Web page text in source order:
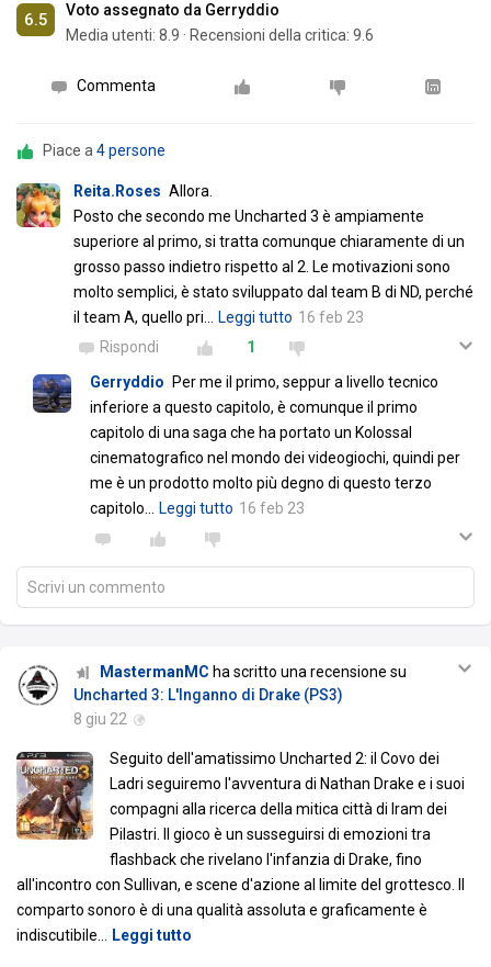
6.5
Voto assegnato da Gerryddio
Media utenti: 8.9 · Recensioni della critica: 9.6
Commenta
Piace a4 persone
Reita.Roses Allora.
Posto che secondo me Uncharted 3 è ampiamente
superiore al primo, si tratta comunque chiaramente di un
grosso passo indietro rispetto al 2. Le motivazioni sono
molto semplici, è stato sviluppato dal team B di ND, perché
il team A, quello pri… Leggi tutto 16 feb 23
Rispondi
1
Gerryddio
Per me il primo, seppur a livello tecnico
inferiore a questo capitolo, è comunque il primo
capitolo di una saga che ha portato un Kolossal
cinematografico nel mondo dei videogiochi, quindi per
me è un prodotto molto più degno di questo terzo
capitolo… Leggi tutto 16 feb 23
Scrivi un commento
MastermanMC ha scritto una recensione su
Uncharted 3: L'Inganno di Drake (PS3)
8 giu 22
Seguito dell'amatissimo Uncharted 2: il Covo dei
Ladri seguiremo l'avventura di Nathan Drake e i suoi
compagni alla ricerca della mitica città di Iram dei
Pilastri. Il gioco è un susseguirsi di emozioni tra
flashback che rivelano l'infanzia di Drake, fino
all'incontro con Sullivan, e scene d'azione al limite del grottesco. Il
comparto sonoro è di una qualità assoluta e graficamente è
indiscutibile… Leggi tutto